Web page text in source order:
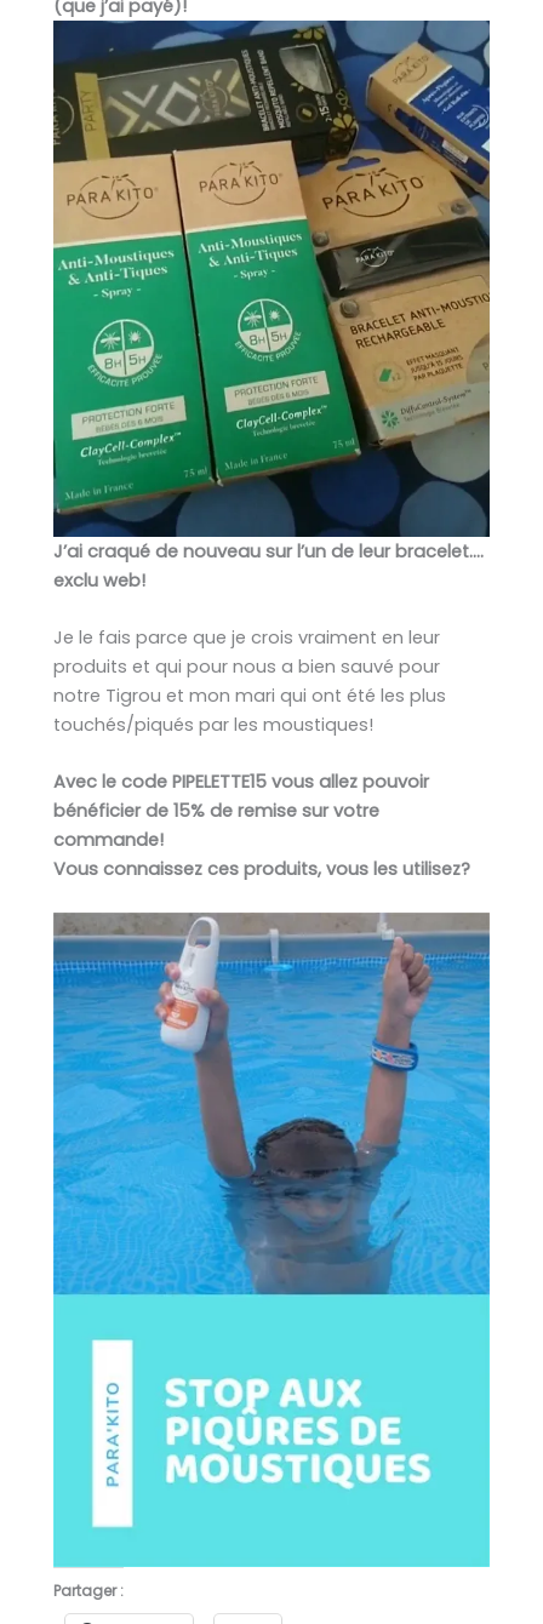
(que j’ai payé)!
J’ai craqué de nouveau sur l’un de leur bracelet….
exclu web!
Je le fais parce que je crois vraiment en leur
produits et qui pour nous a bien sauvé pour
notre Tigrou et mon mari qui ont été les plus
touchés/piqués par les moustiques!
Avec le code PIPELETTE15 vous allez pouvoir
bénéficier de 15% de remise sur votre
commande!
Vous connaissez ces produits, vous les utilisez?
Partager :